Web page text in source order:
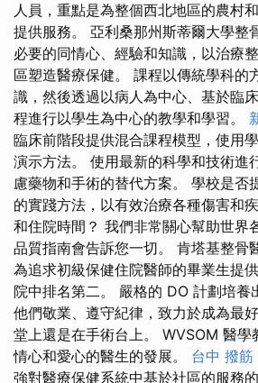
人員，重點是為整個西北地區的農村
提供服務。 亞利桑那州斯蒂爾大學整
必要的同情心、經驗和知識，以治療
區塑造醫療保健。 課程以傳統學科的
識，然後透過以病人為中心、基於臨
程進行以學生為中心的教學和學習。
臨床前階段提供混合課程模型，使用
演示方法。 使用最新的科學和技術進
慮藥物和手術的替代方案。 學校是否
的實踐方法，以有效治療各種傷害和
和住院時間？ 我們非常關心幫助世界
品質指南會告訴您一切。 肯塔基整骨
為追求初級保健住院醫師的畢業生提
院中排名第二。 嚴格的 DO 計劃培養
他們敬業、遵守紀律，致力於成為最
堂上還是在手術台上。 WVSOM 醫學
情心和愛心的醫生的發展。 台中 撥筋
強對醫療保健系統中基於社區的服務